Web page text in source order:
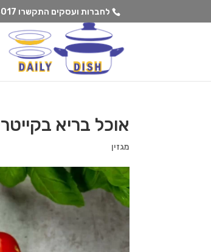
לחברות ועסקים התקשרו 073-
אוכל בריא
מגזין